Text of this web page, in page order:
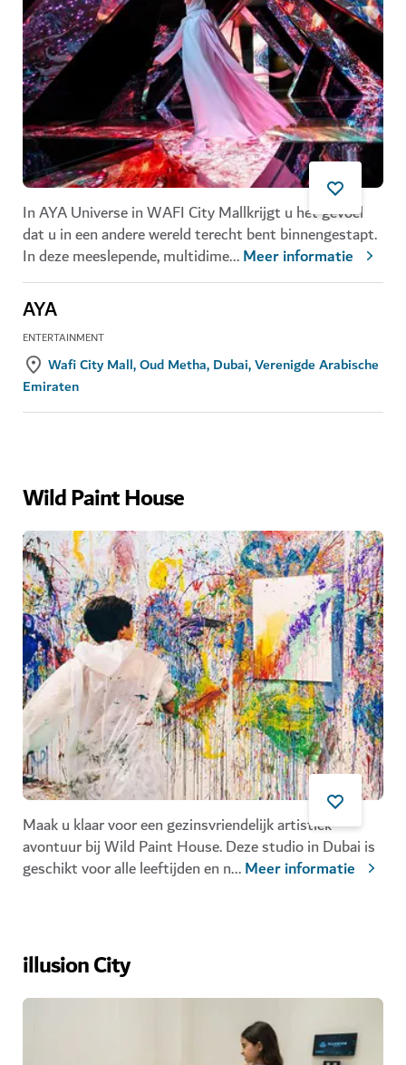
In AYA Universe in WAFI City Mallkrijgt u het gevoel
dat u in een andere wereld terecht bent binnengestapt.
In deze meeslepende, multidime...Meer informatie
AYA
ENTERTAINMENT
Wafi City Mall, Oud Metha, Dubai, Verenigde Arabische
Emiraten
Wild Paint House
Maak u klaar voor een gezinsvriendelijk artistiek
avontuur bij Wild Paint House. Deze studio in Dubai is
geschikt voor alle leeftijden en n...Meer informatie
illusion City